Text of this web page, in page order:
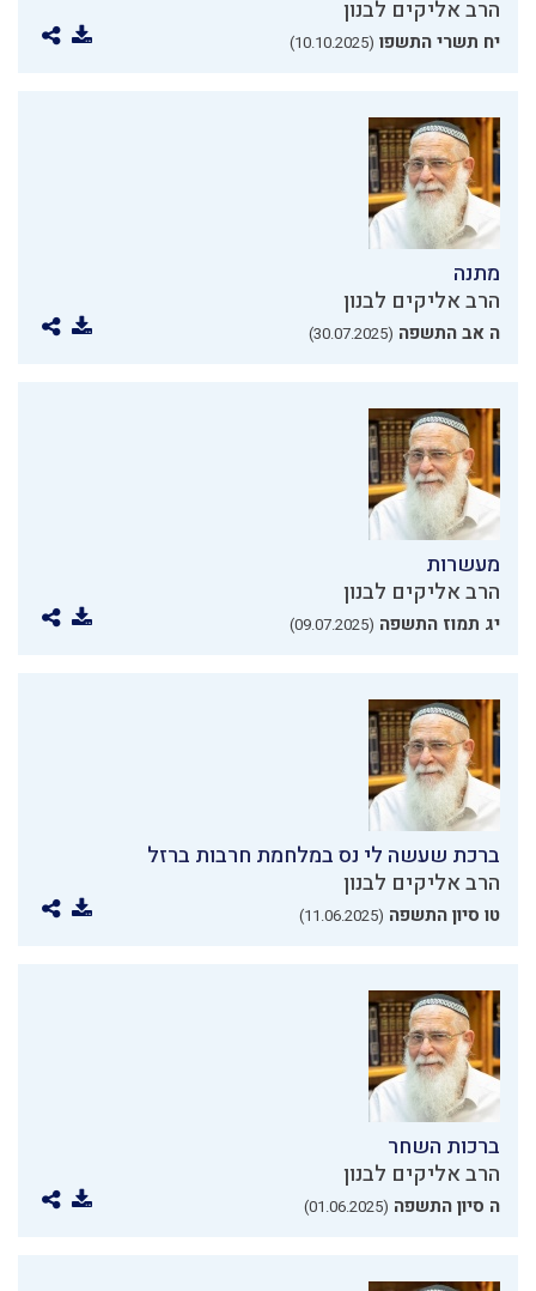
הרב אליקים לבנון
יח תשרי התשפו (10.10.2025)
מתנה
הרב אליקים לבנון
ה אב התשפה (30.07.2025)
מעשרות
הרב אליקים לבנון
יג תמוז התשפה (09.07.2025)
ברכת שעשה לי נס במלחמת חרבות ברזל
הרב אליקים לבנון
טו סיון התשפה (11.06.2025)
ברכות השחר
הרב אליקים לבנון
ה סיון התשפה (01.06.2025)